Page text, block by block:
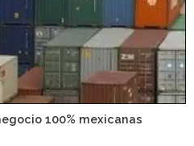
100% mexicanas